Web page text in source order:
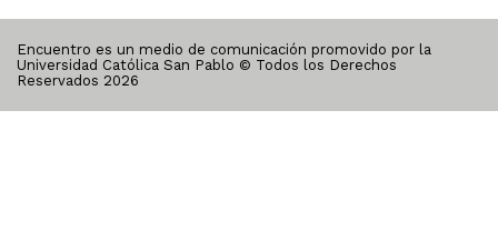
Encuentro es un medio de comunicación promovido por la
Universidad Católica San Pablo © Todos los Derechos
Reservados 2026